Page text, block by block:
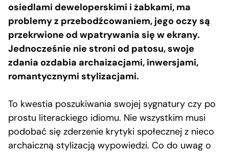
osiedlami deweloperskimi i żabkami, ma
problemy z przebodźcowaniem, jego oczy są
przekrwione od wpatrywania się w ekrany.
Jednocześnie nie stroni od patosu, swoje
zdania ozdabia archaizacjami, inwersjami,
romantycznymi stylizacjami.
To kwestia poszukiwania swojej sygnatury czy po
prostu literackiego idiomu. Nie wszystkim musi
podobać się zderzenie krytyki społecznej z nieco
archaiczną stylizacją wypowiedzi. Co do uwag o